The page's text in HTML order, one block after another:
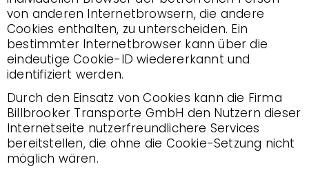
von anderen Internetbrowsern, die andere
Cookies enthalten, zu unterscheiden. Ein
bestimmter Internetbrowser kann über die
eindeutige Cookie-ID wiedererkannt und
identifiziert werden.
Durch den Einsatz von Cookies kann die Firma
Billbrooker Transporte GmbH den Nutzern dieser
Internetseite nutzerfreundlichere Services
bereitstellen, die ohne die Cookie-Setzung nicht
möglich wären.